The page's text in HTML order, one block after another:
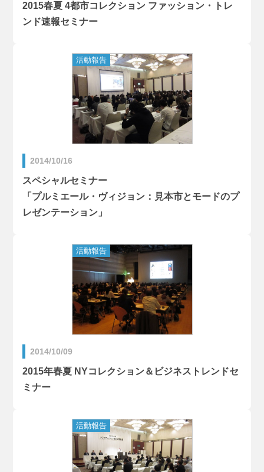
2015春夏 4都市コレクション ファッション・トレ
ンド速報セミナー
2014/10/16
スペシャルセミナー
「プルミエール・ヴィジョン：見本市とモードのプ
レゼンテーション」
2014/10/09
2015年春夏 NYコレクション＆ビジネストレンドセ
ミナー